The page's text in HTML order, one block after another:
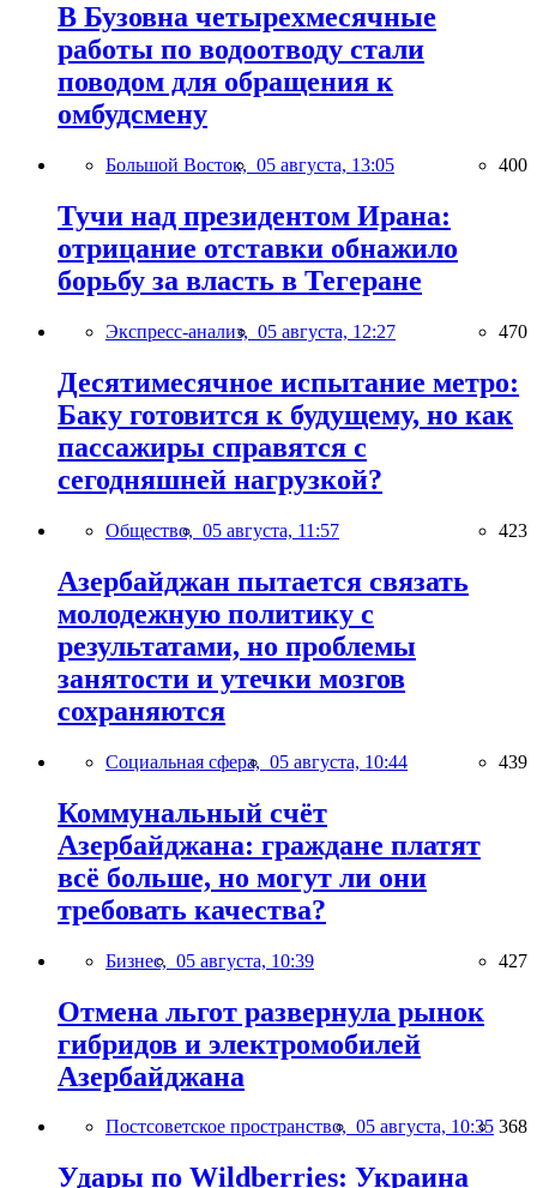
В Бузовна четырехмесячные
работы по водоотводу стали
поводом для обращения к
омбудсмену
Большой Восток, 05 августа, 13:05 400
Тучи над президентом Ирана:
отрицание отставки обнажило
борьбу за власть в Тегеране
Экспресс-анализ, 05 августа, 12:27 470
Десятимесячное испытание метро:
Баку готовится к будущему, но как
пассажиры справятся с
сегодняшней нагрузкой?
Общество, 05 августа, 11:57 423
Азербайджан пытается связать
молодежную политику с
результатами, но проблемы
занятости и утечки мозгов
сохраняются
Социальная сфера, 05 августа, 10:44 439
Коммунальный счёт
Азербайджана: граждане платят
всё больше, но могут ли они
требовать качества?
Бизнес, 05 августа, 10:39 427
Отмена льгот развернула рынок
гибридов и электромобилей
Азербайджана
Постсоветское пространство, 05 августа, 10:35 368
Удары по Wildberries: Украина